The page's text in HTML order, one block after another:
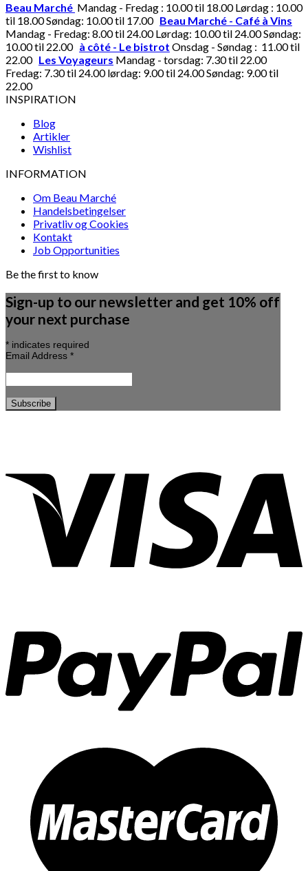
Beau Marché Mandag - Fredag : 10.00 til 18.00 Lørdag : 10.00
til 18.00 Søndag: 10.00 til 17.00 Beau Marché - Café à Vins
Mandag - Fredag: 8.00 til 24.00 Lørdag: 10.00 til 24.00 Søndag:
10.00 til 22.00 à côté - Le bistrot Onsdag - Søndag : 11.00 til
22.00 Les Voyageurs Mandag - torsdag: 7.30 til 22.00
Fredag: 7.30 til 24.00 lørdag: 9.00 til 24.00 Søndag: 9.00 til
22.00
INSPIRATION
Blog
Artikler
Wishlist
INFORMATION
Om Beau Marché
Handelsbetingelser
Privatliv og Cookies
Kontakt
Job Opportunities
Be the first to know
Sign-up to our newsletter and get 10% off
your next purchase
* indicates required
Email Address *